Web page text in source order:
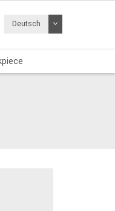
Deutsch Dropdown